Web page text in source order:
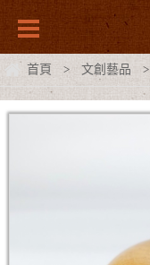
首頁 > 文創藝品 >